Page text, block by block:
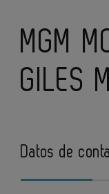
MGM
GILES
Datos de